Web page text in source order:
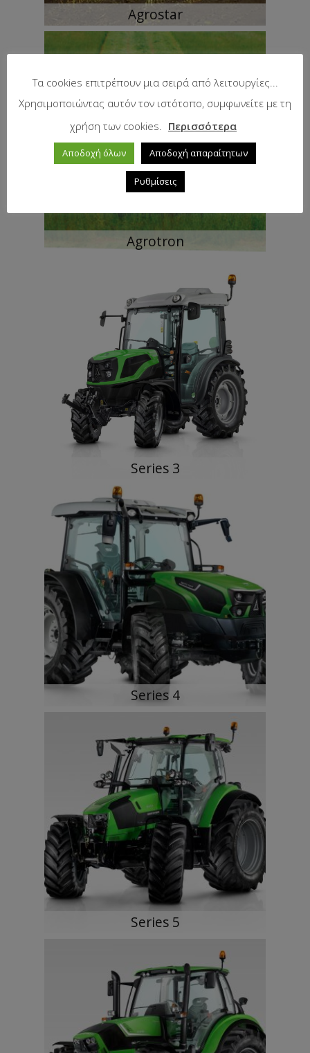
Agrostar
Agrotron
Series 3
Series 4
Series 5
Τα cookies επιτρέπουν μια σειρά από λειτουργίες...
Χρησιμοποιώντας αυτόν τον ιστότοπο, συμφωνείτε με τη
χρήση των cookies.
Περισσότερα
Αποδοχή όλων Αποδοχή απαραίτητων
Ρυθμίσεις